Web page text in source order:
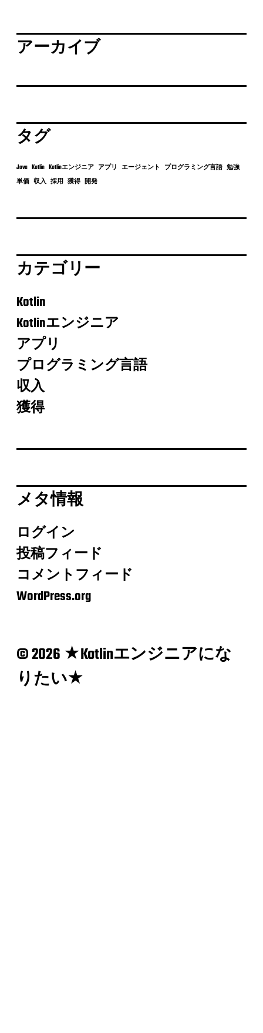
アーカイブ
タグ
Java Kotlin Kotlinエンジニア アプリ エージェント プログラミング言語 勉強
単価 収入 採用 獲得 開発
カテゴリー
Kotlin
Kotlinエンジニア
アプリ
プログラミング言語
収入
獲得
メタ情報
ログイン
投稿フィード
コメントフィード
WordPress.org
© 2026 ★Kotlinエンジニアにな
りたい★